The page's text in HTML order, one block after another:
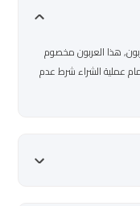
هذا العربون مخصوم
عملية الشراء شرط عدم